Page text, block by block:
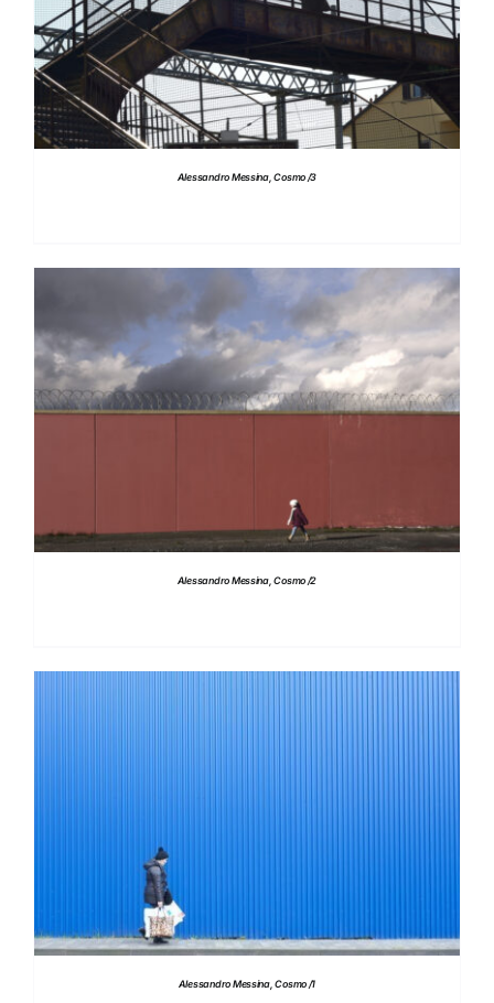
DETTAGLI
Alessandro Messina, Cosmo /3
DETTAGLI
Alessandro Messina, Cosmo /2
Alessandro Messina, Cosmo /1